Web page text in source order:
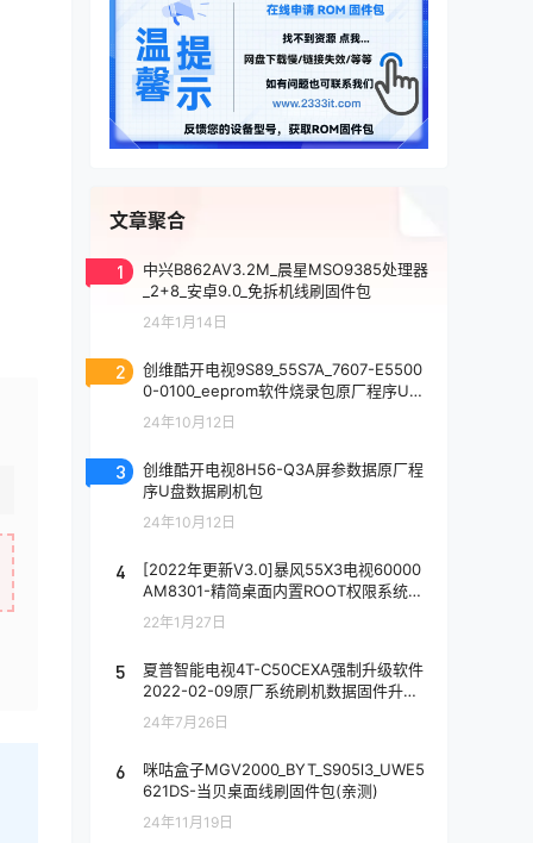
文章聚合
1
中兴B862AV3.2M_晨星MSO9385处理器
_2+8_安卓9.0_免拆机线刷固件包
24年1月14日
2
创维酷开电视9S89_55S7A_7607-E5500
0-0100_eeprom软件烧录包原厂程序U盘
数据刷机包
24年10月12日
3
创维酷开电视8H56-Q3A屏参数据原厂程
序U盘数据刷机包
24年10月12日
4
[2022年更新V3.0]暴风55X3电视60000
AM8301-精简桌面内置ROOT权限系统刷
机固件升级包
22年1月27日
5
夏普智能电视4T-C50CEXA强制升级软件
2022-02-09原厂系统刷机数据固件升级
24年7月26日
6
咪咕盒子MGV2000_BYT_S905l3_UWE5
621DS-当贝桌面线刷固件包(亲测)
24年11月19日